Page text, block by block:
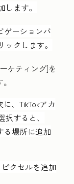
ます。
ゲーションバ
ックします。
ケティング]を
、TikTokアカ
すると、
る場所に追加
ピクセルを追加